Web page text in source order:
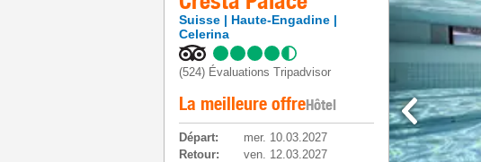
Suisse
Haute-Engadine
Celerina
(524) Évaluations Tripadvisor
La meilleure offreHôtel
Départ:
mer. 10.03.2027
Retour:
ven. 12.03.2027